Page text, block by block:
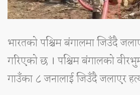
भारतको पश्चिम बंगालमा जिउँदै
गरिएको छ । पश्चिम बंगालको
गाउँका ८ जनालाई जिउँदै जलाएर